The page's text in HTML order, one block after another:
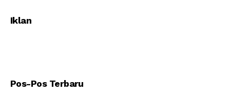
Iklan
Pos-Pos Terbaru